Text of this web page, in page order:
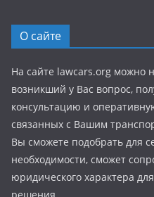
О сайте
На сайте lawcars.org можно
возникший у Вас вопрос,
консультацию и
связанных с Вашим
Вы сможете подобрать для
необходимости, сможет
юридического характера